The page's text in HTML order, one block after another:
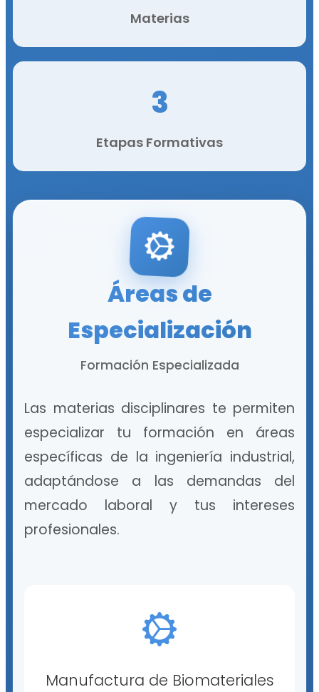
Materias
3
Etapas Formativas
Áreas de
Especialización
Formación Especializada
Las materias disciplinares te permiten
especializar tu formación en áreas
específicas de la ingeniería industrial,
adaptándose a las demandas del
mercado laboral y tus intereses
profesionales.
Manufactura de Biomateriales